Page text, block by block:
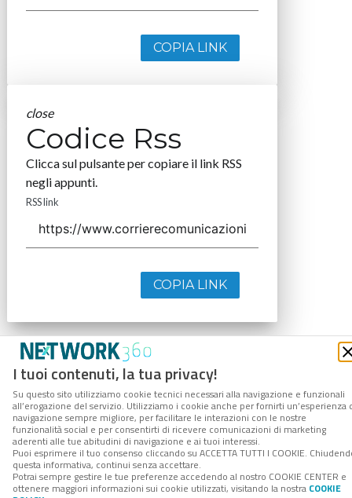
I tuoi contenuti, la tua privacy!
Su questo sito utilizziamo cookie tecnici necessari alla navigazione e funzionali
all’erogazione del servizio. Utilizziamo i cookie anche per fornirti un’esperienza
navigazione sempre migliore, per facilitare le interazioni con le nostre
funzionalità social e per consentirti di ricevere comunicazioni di marketing
aderenti alle tue abitudini di navigazione e ai tuoi interessi.
Puoi esprimere il tuo consenso cliccando su ACCETTA TUTTI I COOKIE.
questa informativa, continui senza accettare.
Potrai sempre gestire le tue preferenze accedendo al nostro COOKIE CENTER e
ottenere maggiori informazioni sui cookie utilizzati, visitando la nostra COOKIE
COPIA LINK
close
Codice Rss
Clicca sul pulsante per copiare il link RSS
negli appunti.
RSS link
COPIA LINK